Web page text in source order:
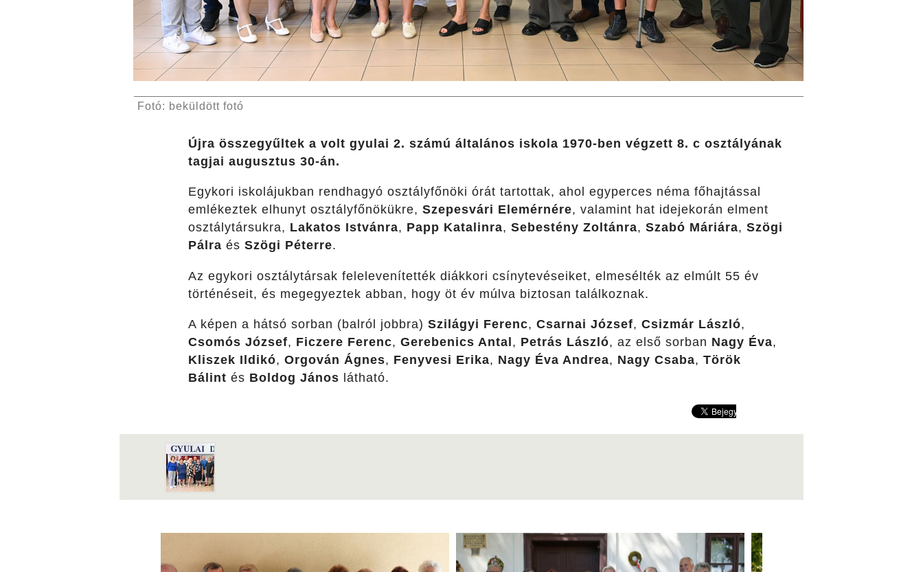
Fotó: beküldött fotó
Újra összegyűltek a volt gyulai 2. számú általános iskola 1970-ben végzett 8. c osztályának
tagjai augusztus 30-án.
Egykori iskolájukban rendhagyó osztályfőnöki órát tartottak, ahol egyperces néma főhajtással
emlékeztek elhunyt osztályfőnökükre, Szepesvári Elemérnére, valamint hat idejekorán elment
osztálytársukra, Lakatos Istvánra, Papp Katalinra, Sebestény Zoltánra, Szabó Máriára, Szögi
Pálra és Szögi Péterre.
Az egykori osztálytársak felelevenítették diákkori csínytevéseiket, elmesélték az elmúlt 55 év
történéseit, és megegyeztek abban, hogy öt év múlva biztosan találkoznak.
A képen a hátsó sorban (balról jobbra) Szilágyi Ferenc, Csarnai József, Csizmár László,
Csomós József, Ficzere Ferenc, Gerebenics Antal, Petrás László, az első sorban Nagy Éva,
Kliszek Ildikó, Orgován Ágnes, Fenyvesi Erika, Nagy Éva Andrea, Nagy Csaba, Török
Bálint és Boldog János látható.